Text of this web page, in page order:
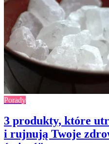
Porady
3 produkty, które
i rujnują Twoje